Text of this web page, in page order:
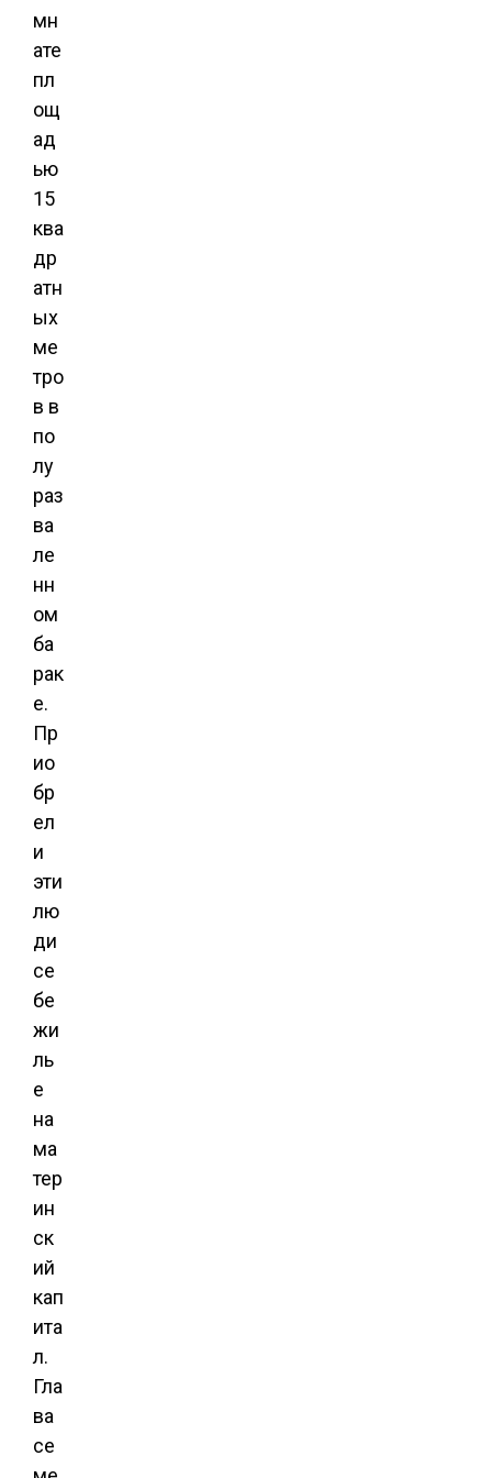
мн
ате
пл
ощ
ад
ью
15
ква
др
атн
ых
ме
тро
в в
по
лу
раз
ва
ле
нн
ом
ба
рак
е.
Пр
ио
бр
ел
и
эти
лю
ди
се
бе
жи
ль
е
на
ма
тер
ин
ск
ий
кап
ита
л.
Гла
ва
се